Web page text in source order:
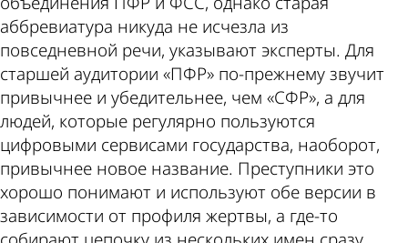
аббревиатура никуда не исчезла из
повседневной речи, указывают эксперты. Для
старшей аудитории «ПФР» по-прежнему звучит
привычнее и убедительнее, чем «СФР», а для
людей, которые регулярно пользуются
цифровыми сервисами государства, наоборот,
привычнее новое название. Преступники это
хорошо понимают и используют обе версии в
зависимости от профиля жертвы, а где-то